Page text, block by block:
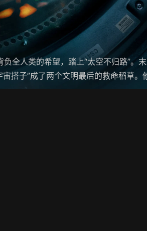
全人类的希望，踏上“太空不归路”。
搭子”成了两个文明最后的救命稻草。